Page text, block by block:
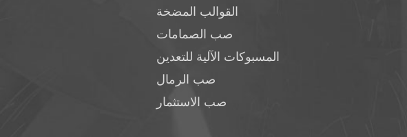
القوالب المضخة
صب الصمامات
المسبوكات الآلية للتعدين
صب الرمال
صب الاستثمار